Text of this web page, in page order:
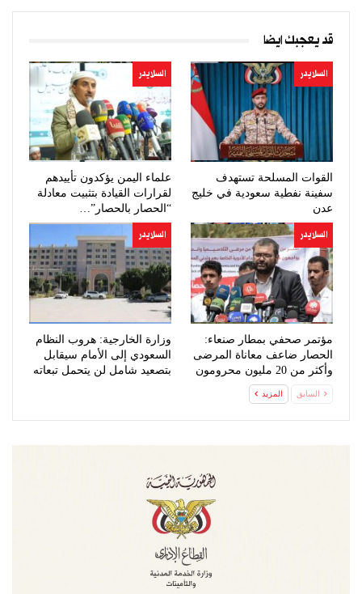
قد يعجبك ايضا
السلايدر
القوات المسلحة تستهدف
سفينة نفطية سعودية في خليج
عدن
السلايدر
علماء اليمن يؤكدون تأييدهم
لقرارات القيادة بتثبيت معادلة
“الحصار بالحصار”…
السلايدر
مؤتمر صحفي بمطار صنعاء:
الحصار ضاعف معاناة المرضى
وأكثر من 20 مليون محرومون
السلايدر
وزارة الخارجية: هروب النظام
السعودي إلى الأمام سيقابل
بتصعيد شامل لن يتحمل تبعاته
السابق المزيد